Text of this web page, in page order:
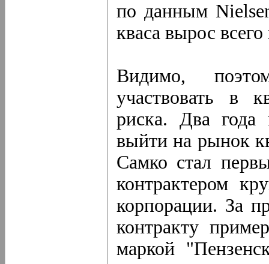
по данным
кваса вырос
Видимо,
участвовать в
риска. Два года
выйти на рынок
Самко стал
контрактером
корпорации. За
контракту
маркой